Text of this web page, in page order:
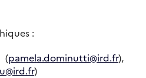
:
(pamela.dominutti@ird.fr),
)